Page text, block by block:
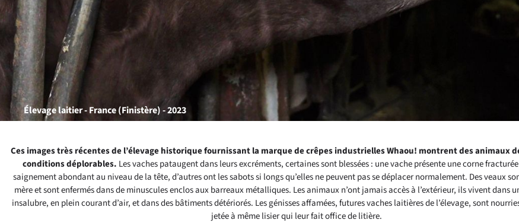
Élevage laitier - France (Finistère) - 2023
Ces images très récentes de l’élevage historique fournissant la marque de crêpes industrielles Whaou! montrent des animaux
conditions déplorables. Les vaches pataugent dans leurs excréments, certaines sont blessées : une vache présente une corne
saignement abondant au niveau de la tête, d’autres ont les sabots si longs qu’elles ne peuvent pas se déplacer normalement. Des veaux
mère et sont enfermés dans de minuscules enclos aux barreaux métalliques. Les animaux n’ont jamais accès à l’extérieur, ils vivent dans
insalubre, en plein courant d’air, et dans des bâtiments détériorés. Les génisses affamées, futures vaches laitières de l’élevage, sont
jetée à même lisier qui leur fait office de litière.